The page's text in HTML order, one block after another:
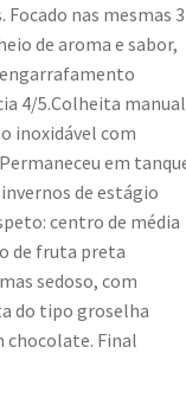
nas mesmas 3
de aroma e sabor,
4/5.Colheita
inoxidável com
em
de estágio
: centro de média
de fruta preta
sedoso, com
do tipo groselha
chocolate. Final